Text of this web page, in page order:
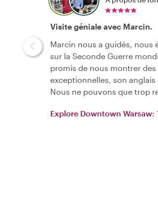
Visite géniale avec Marcin.
Marcin nous a guidés, nous
sur la Seconde Guerre
promis de nous montrer
exceptionnelles, son
Nous ne pouvons que trop
Explore Downtown Warsaw: